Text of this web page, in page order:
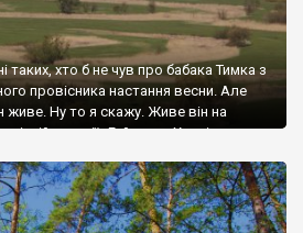
таких, хто б не чув про бабака Тимка з
провісника настання весни. Але
живе. Ну то я скажу. Живе він на
станції «Гайдари» Харківського
Національного природного парку
[…]